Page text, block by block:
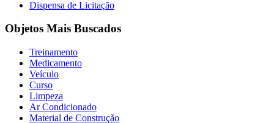
Dispensa de Licitação
Objetos Mais Buscados
Treinamento
Medicamento
Veículo
Curso
Limpeza
Ar Condicionado
Material de Construção